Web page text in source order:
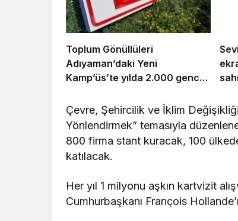
Toplum Gönüllüleri
Adıyaman’daki Yeni
Kamp’üs’te yılda 2.000 gence
Çevre, Şehircilik ve İklim
Yönlendirmek” temasıyla
800 firma stant kuracak, 100
katılacak.
Her yıl 1 milyonu aşkın kartvizit
Cumhurbaşkanı François